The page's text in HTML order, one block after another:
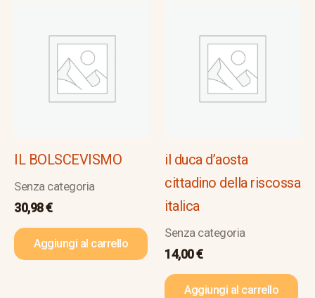
IL BOLSCEVISMO
Senza categoria
30,98€
Aggiungi al carrello
il duca d’aosta
cittadino della riscossa
italica
Senza categoria
14,00€
Aggiungi al carrello